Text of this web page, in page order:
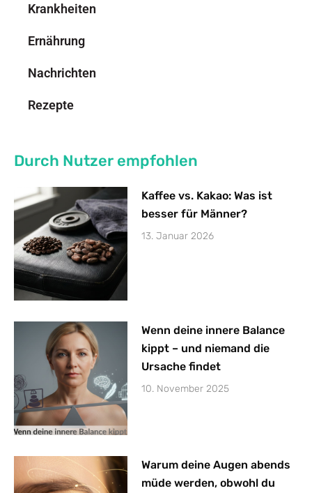
Krankheiten
Ernährung
Nachrichten
Rezepte
Durch Nutzer empfohlen
Kaffee vs. Kakao: Was ist
besser für Männer?
13. Januar 2026
Wenn deine innere Balance
kippt – und niemand die
Ursache findet
10. November 2025
Warum deine Augen abends
müde werden, obwohl du